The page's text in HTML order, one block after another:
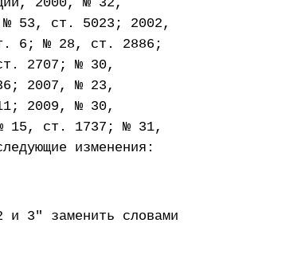
53, ст. 5023; 2002,
6; № 28, ст. 2886;
2707; № 30,
2007, № 23,
2009, № 30,
15, ст. 1737; № 31,
изменения:
и 3" заменить словами